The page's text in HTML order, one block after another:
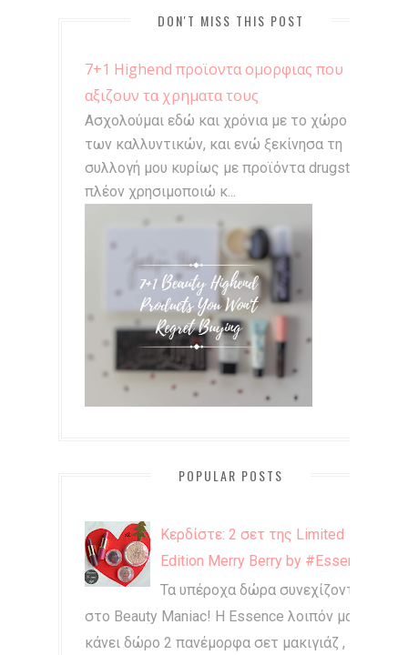
DON'T MISS THIS POST
7+1 Highend προϊοντα ομορφιας που
αξιζουν τα χρηματα τους
Ασχολούμαι εδώ και χρόνια με το χώρο
των καλλυντικών, και ενώ ξεκίνησα τη
συλλογή μου κυρίως με προϊόντα drugstore,
πλέον χρησιμοποιώ κ...
POPULAR POSTS
Κερδίστε: 2 σετ της Limited
Edition Merry Berry by #Essence
Τα υπέροχα δώρα συνεχίζονται
στο Beauty Maniac! Η Essence λοιπόν μας
κάνει δώρο 2 πανέμορφα σετ μακιγιάζ ,